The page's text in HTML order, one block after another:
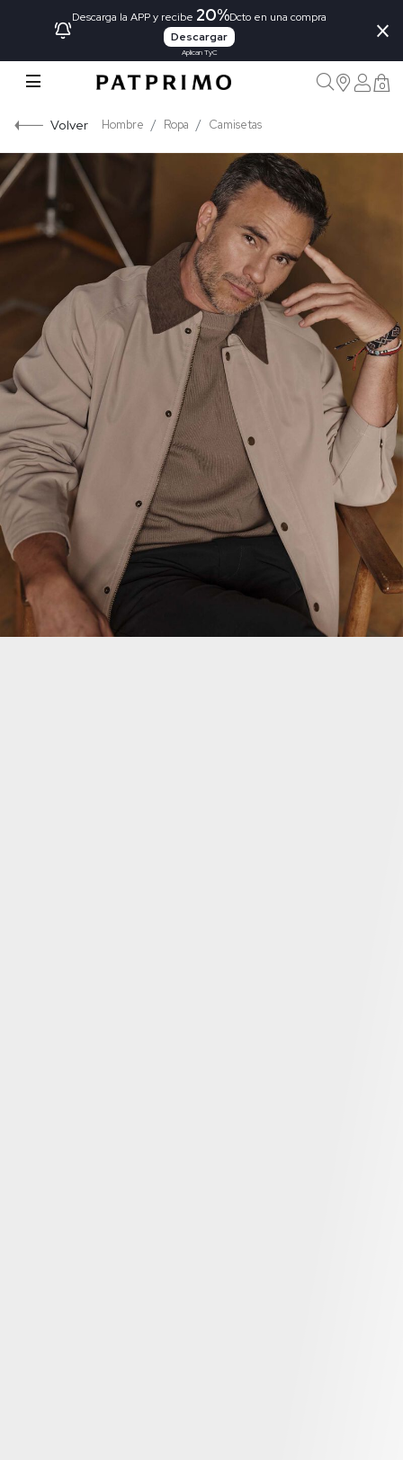
Descarga la APP y recibe 20%Dcto en una compra
Descargar
Aplican TyC
×
0
Volver Hombre Ropa Camisetas